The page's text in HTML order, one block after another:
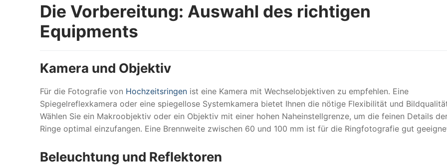
Die Vorbereitung: Auswahl des richtigen
Equipments
Kamera und Objektiv
Für die Fotografie von Hochzeitsringen ist eine Kamera mit Wechselobjektiven zu empfehlen. Eine
Spiegelreflexkamera oder eine spiegellose Systemkamera bietet Ihnen die nötige Flexibilität und
Wählen Sie ein Makroobjektiv oder ein Objektiv mit einer hohen Naheinstellgrenze, um die feinen Details
Ringe optimal einzufangen. Eine Brennweite zwischen 60 und 100 mm ist für die Ringfotografie gut
Beleuchtung und Reflektoren